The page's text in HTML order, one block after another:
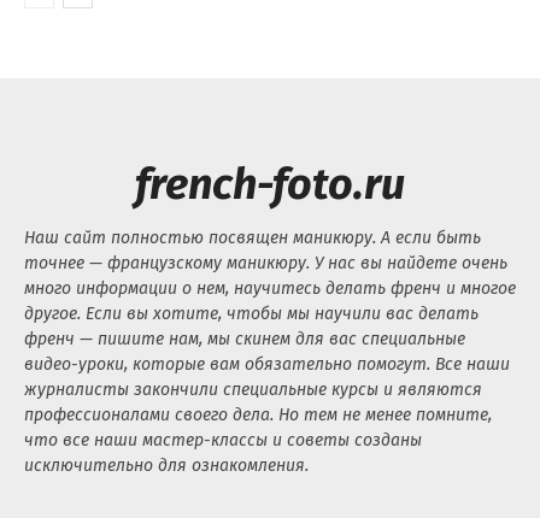
french-foto.ru
Наш сайт полностью посвящен маникюру. А если быть
точнее — французскому маникюру. У нас вы найдете очень
много информации о нем, научитесь делать френч и многое
другое. Если вы хотите, чтобы мы научили вас делать
френч — пишите нам, мы скинем для вас специальные
видео-уроки, которые вам обязательно помогут. Все наши
журналисты закончили специальные курсы и являются
профессионалами своего дела. Но тем не менее помните,
что все наши мастер-классы и советы созданы
исключительно для ознакомления.